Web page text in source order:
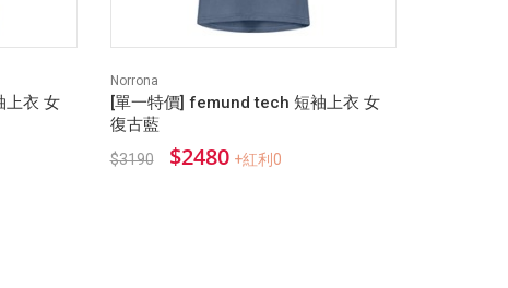
上衣 女
Norrona
[單一特價] femund tech 短袖上衣 女
復古藍
$3190 $2480 +紅利0